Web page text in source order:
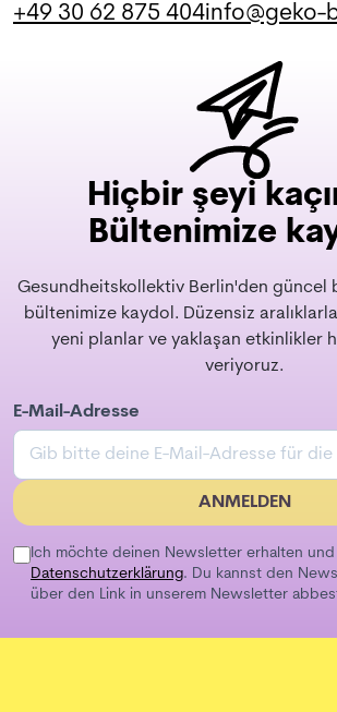
+49 30 62 875 404info@geko-
Hiçbir şeyi
Bültenimize
Gesundheitskollektiv Berlin'den güncel
bültenimize kaydol. Düzensiz
yeni planlar ve yaklaşan etkinlikler
veriyoruz.
E-Mail-Adresse
ANMELDEN
Ich möchte deinen Newsletter erhalten
Datenschutzerklärung. Du kannst den
über den Link in unserem Newsletter